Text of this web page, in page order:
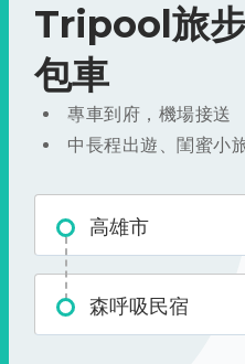
Tripool旅
包車
專車到府，機場接送
中長程出遊、閨蜜小
高雄市
森呼吸民宿